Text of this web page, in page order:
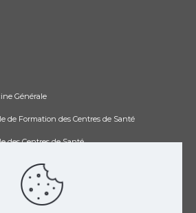
Générale
de Formation des Centres de Santé
des Centres de Santé
Jean François Rey